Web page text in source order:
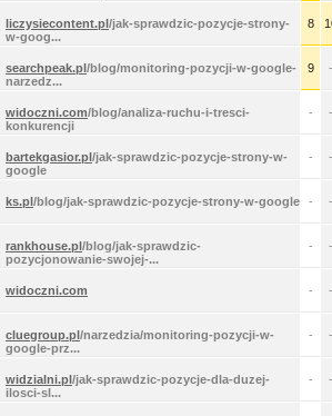
liczysiecontent.pl/jak-sprawdzic-pozycje-strony-
w-goog...
8
searchpeak.pl/blog/monitoring-pozycji-w-google-
narzedz...
9 -
widoczni.com/blog/analiza-ruchu-i-tresci-
konkurencji
- -
bartekgasior.pl/jak-sprawdzic-pozycje-strony-w-
google
- -
ks.pl/blog/jak-sprawdzic-pozycje-strony-w-google - -
rankhouse.pl/blog/jak-sprawdzic-
pozycjonowanie-swojej-...
- -
widoczni.com - -
cluegroup.pl/narzedzia/monitoring-pozycji-w-
google-prz...
- -
widzialni.pl/jak-sprawdzic-pozycje-dla-duzej-
ilosci-sl...
- -